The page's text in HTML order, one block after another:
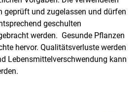
geprüft und zugelassen und dürfen
geschulten
werden. Gesunde Pflanzen
hervor. Qualitätsverluste werden
Lebensmittelverschwendung kann